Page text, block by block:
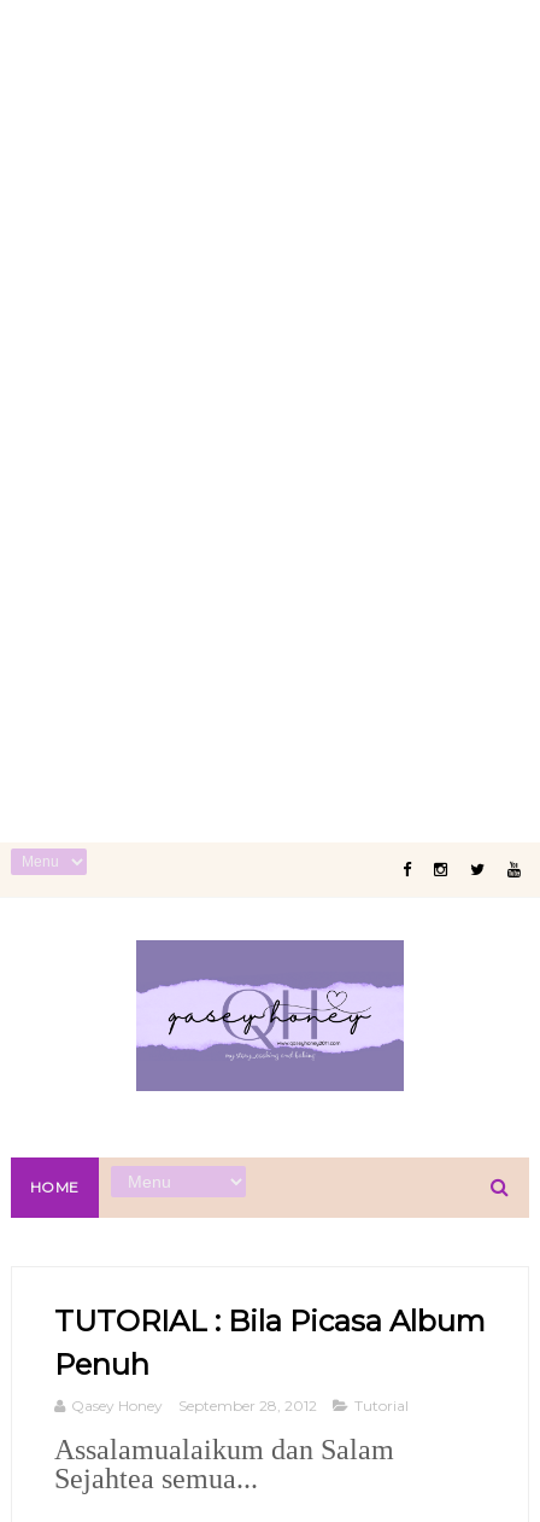
HOME
TUTORIAL : Bila Picasa Album
Penuh
Qasey Honey September 28, 2012 Tutorial
Assalamualaikum dan Salam
Sejahtea semua...